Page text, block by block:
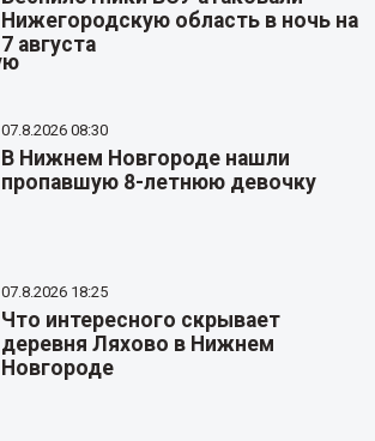
Нижегородскую область в ночь на
7 августа
07.8.2026 08:30
В Нижнем Новгороде нашли
пропавшую 8-летнюю девочку
07.8.2026 18:25
Что интересного скрывает
деревня Ляхово в Нижнем
Новгороде